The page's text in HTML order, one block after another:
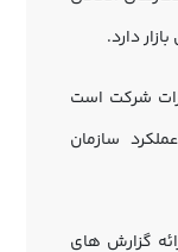
دارد.
شرکت است
سازمان
گزارش های